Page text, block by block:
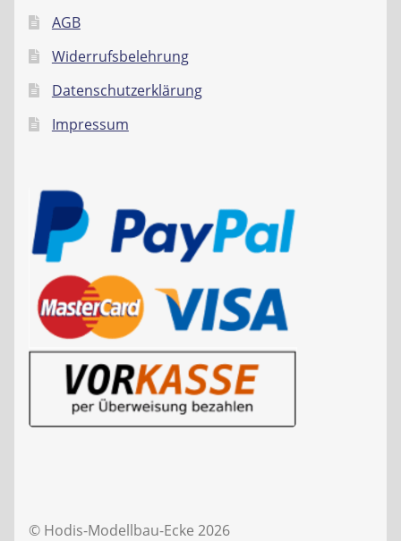
AGB
Widerrufsbelehrung
Datenschutzerklärung
Impressum
© Hodis-Modellbau-Ecke 2026